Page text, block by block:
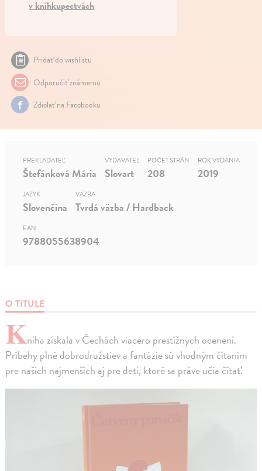
v kníhkupectvách
Pridať do wishlistu
Odporučiť známemu
Zdielať na Facebooku
O TITULE
Kniha získala v Čechách viacero prestížnych ocenení.
Príbehy plné dobrodružstiev a fantázie sú vhodným čítaním
pre našich najmenších aj pre deti, ktoré sa práve učia čítať.
PREKLADATEĽ
Štefánková Mária
VYDAVATEĽ
Slovart
POČET STRÁN
208
ROK VYDANIA
2019
JAZYK
Slovenčina
VÄZBA
Tvrdá väzba / Hardback
EAN
9788055638904